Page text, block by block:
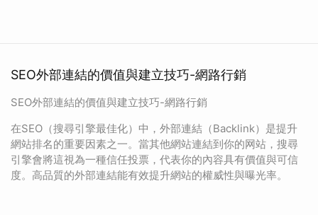
SEO外部連結的價值與建立技巧-網路行銷
SEO外部連結的價值與建立技巧-網路行銷
在SEO（搜尋引擎最佳化）中，外部連結（Backlink）是提升
網站排名的重要因素之一。當其他網站連結到你的网站，搜尋
引擎會將這視為一種信任投票，代表你的內容具有價值與可信
度。高品質的外部連結能有效提升網站的權威性與曝光率。